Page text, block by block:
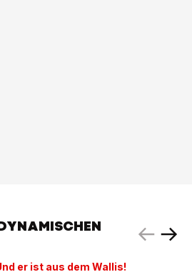
er ist aus dem Wallis!